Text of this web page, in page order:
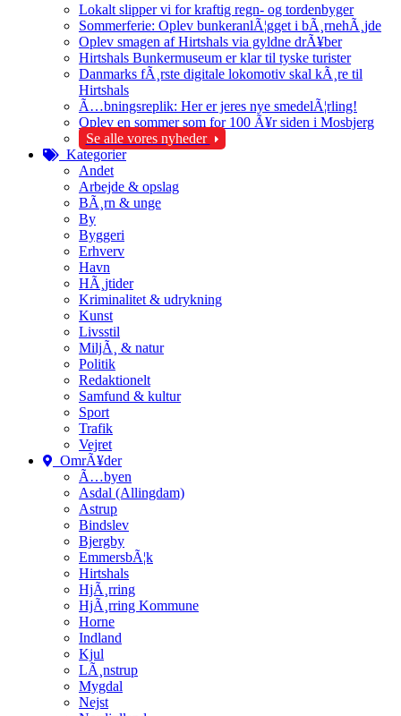
Lokalt slipper vi for kraftig regn- og tordenbyger
Sommerferie: Oplev bunkeranlÃ¦gget i bÃ¸rnehÃ¸jde
Oplev smagen af Hirtshals via gyldne drÃ¥ber
Hirtshals Bunkermuseum er klar til tyske turister
Danmarks fÃ¸rste digitale lokomotiv skal kÃ¸re til
Hirtshals
Ã…bningsreplik: Her er jeres nye smedelÃ¦rling!
Oplev en sommer som for 100 Ã¥r siden i Mosbjerg
Se alle vores nyheder
Kategorier
Andet
Arbejde & opslag
BÃ¸rn & unge
By
Byggeri
Erhverv
Havn
HÃ¸jtider
Kriminalitet & udrykning
Kunst
Livsstil
MiljÃ¸ & natur
Politik
Redaktionelt
Samfund & kultur
Sport
Trafik
Vejret
OmrÃ¥der
Ã…byen
Asdal (Allingdam)
Astrup
Bindslev
Bjergby
EmmersbÃ¦k
Hirtshals
HjÃ¸rring
HjÃ¸rring Kommune
Horne
Indland
Kjul
LÃ¸nstrup
Mygdal
Nejst